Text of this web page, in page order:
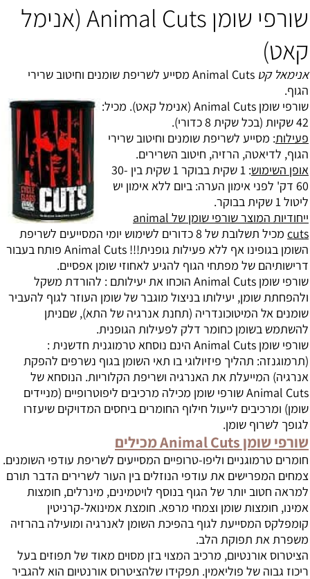
שורפי שומן Animal Cuts (אנימל
קאט)
אנימאל קט
Animal Cuts מסייע לשריפת שומנים וחיטוב שרירי
הגוף.
שורפי שומן Animal Cuts (אנימל קאט).
מכיל:
42 שקיות (בכל שקית 8 כדורי).
פעילות: מסייע לשריפת שומנים וחיטוב שרירי
הגוף, לדיאטה, הרזיה, חיטוב השרירים.
אופן השימוש
: 1 שקית בבוקר 1 שקית בין 30-
60 דק' לפני אימון הערה: ביום ללא אימון יש
ליטול 1 שקית בבוקר.
ייחודיות המוצר שורפי שומן של animal
cuts
מכיל תשלובת של 8 כדורים לשימוש יומי המסייעים לשריפת
השומן בגופינו אף ללא פעילות גופנית!!! Animal Cuts פותח בעבור
דרישותיהם של מפתחי הגוף להגיע לאחוזי שומן אפסיים.
שורפי שומן Animal Cuts הוכחו את יעילותם : להורדת משקל
ולהפחתת שומן, יעילותו בניצול מוגבר של שומן העוזר לגוף להעביר
שומנים אל המיטוכונדריה (תחנת אנרגיה של התא), שםניתן
להשתמש בשומן כחומר דלק לפעילות הגופנית.
שורפי שומן Animal Cuts הינם נוסחא טרמוגנית חדשנית :
(תרמוגנזה: תהליך פיזיולוגי בו תאי השומן בגוף נשרפים להפקת
אנרגיה) המייעלת את האנרגיה ושריפת הקלוריות. הנוסחא של
Animal Cuts שורפי שומן מכילה מרכיבים ליפוטרופיים (מניידים
שומן) ומרכיבים לייעול חילוף החומרים ביחסים המדויקים שיעזרו
לגופך לשרוף שומן.
שורפי שומן Animal Cuts מכילים
חומרים טרמוגניים וליפו-טרופיים המסייעים לשריפת עודפי השומנים.
צמחים המפרישים את עודפי הנוזלים בין העור לשרירים הדבר תורם
למראה חטוב יותר של הגוף בנוסף לויטמינים, מינרלים, חומצות
אמינו, חומצות שומן וצמחי מרפא. חומצת אמינואל-קרניטין
קומפלקס המסייעת לגוף בהפיכת השומן לאנרגיה ומועילה בהרזיה
משפרת את תפוקת הלב.
הציטרוס אורנטיום, מרכיב המצוי בזן מסוים מאוד של תפוזים בעל
ריכוז גבוה של פוליאמין. תפקידו שלהציטרוס אורנטיום הוא להגביר